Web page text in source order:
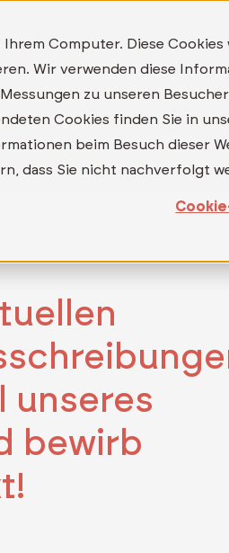
Computer. Diese
Wir verwenden diese
zu unseren
Cookies finden Sie in
beim Besuch dieser
dass Sie nicht nachverfolgt
Was
unseres
bewirb